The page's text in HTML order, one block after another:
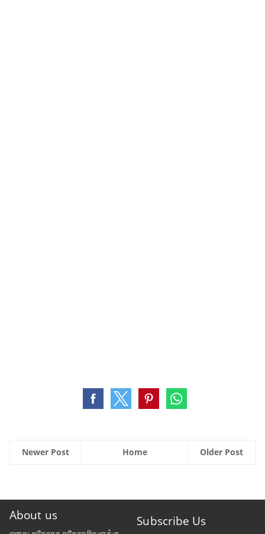
Newer Post Older Post
Home
About us Subscribe Us